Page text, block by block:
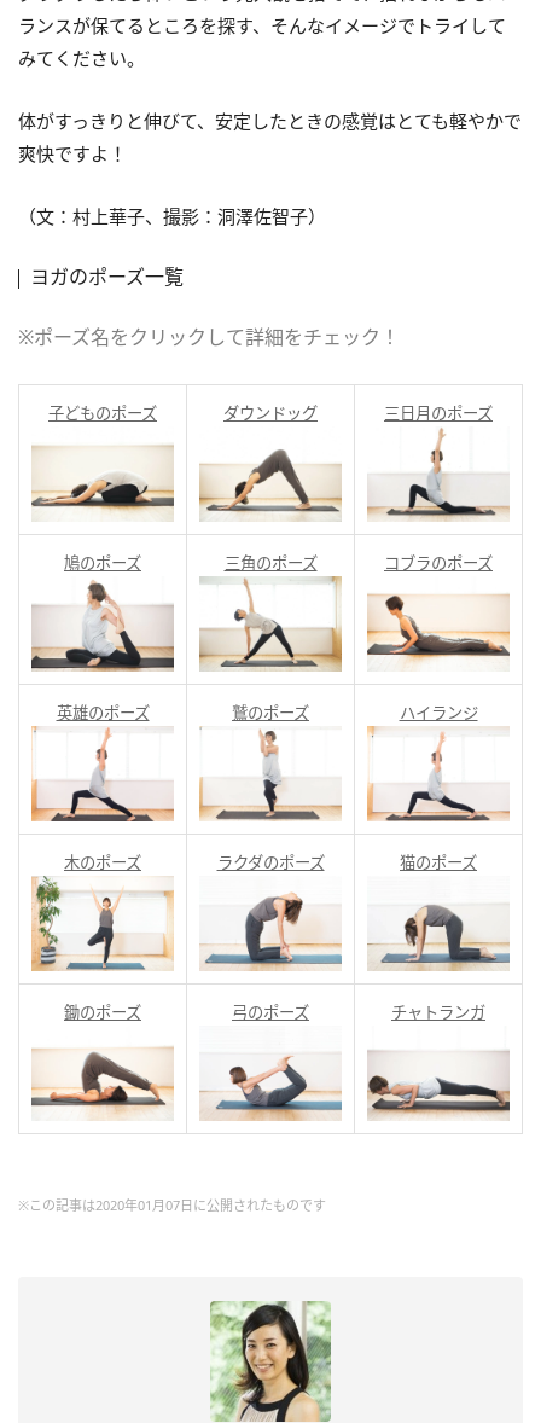
ランスが保てるところを探す、そんなイメージでトライして
みてください。
体がすっきりと伸びて、安定したときの感覚はとても軽やかで
爽快ですよ！
（文：村上華子、撮影：洞澤佐智子）
ヨガのポーズ一覧
※ポーズ名をクリックして詳細をチェック！
子どものポーズ ダウンドッグ 三日月のポーズ
鳩のポーズ 三角のポーズ コブラのポーズ
英雄のポーズ 鷲のポーズ ハイランジ
木のポーズ ラクダのポーズ 猫のポーズ
鋤のポーズ 弓のポーズ チャトランガ
※この記事は2020年01月07日に公開されたものです